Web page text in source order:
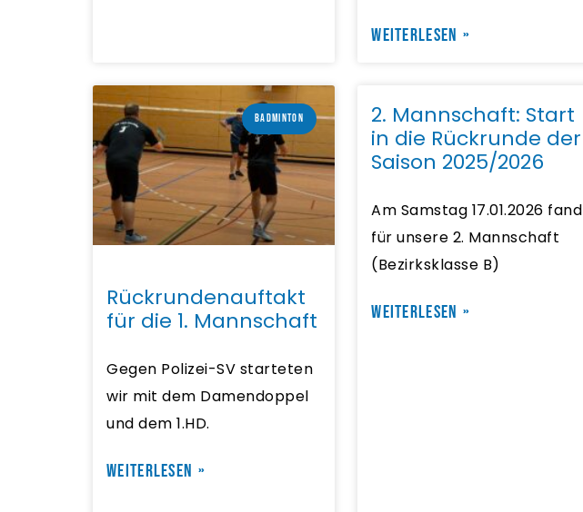
WEITERLESEN »
BADMINTON
Rückrundenauftakt
für die 1. Mannschaft
Gegen Polizei-SV starteten
wir mit dem Damendoppel
und dem 1.HD.
WEITERLESEN »
2. Mannschaft: Start
in die Rückrunde der
Saison 2025/2026
Am Samstag 17.01.2026 fand
für unsere 2. Mannschaft
(Bezirksklasse B)
WEITERLESEN »